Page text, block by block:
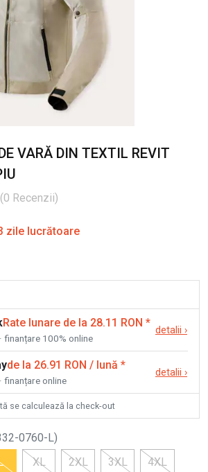
VARĂ DIN TEXTIL REVIT
(0 Recenzii)
zile lucrătoare
Rate lunare de la 28.11 RON *
finanțare 100% online
detalii ›
de la 26.91 RON / lună *
finanțare online
detalii ›
se calculează la check-out
0760-L)
XL 2XL 3XL 4XL